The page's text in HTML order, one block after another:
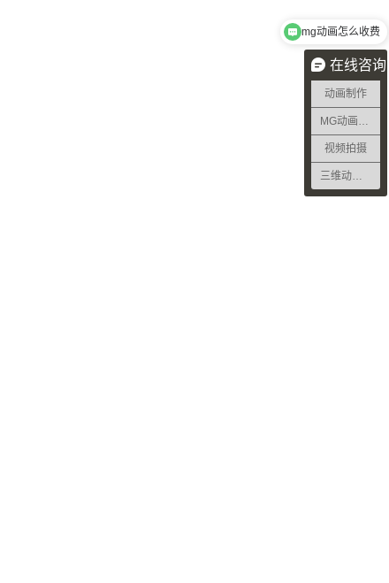
在线咨询
动画制作
视频拍摄
mg动画怎么收费